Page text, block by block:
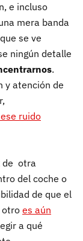
e incluso
mera banda
se ve
ningún detalle
.
y atención de
ruido
de otra
del coche o
de que el
otro es aún
a qué